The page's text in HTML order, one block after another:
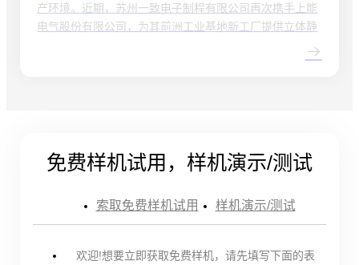
产环境。近期，苏州一致电子制程有限公司再次携手上能
电气股份有限公司，为其前洲工业基地新工厂提供立体静
免费样机试用，样机演示/测试
索取免费样机试用 样机演示/测试
欢迎!想要立即获取免费样机，请先填写下面的表